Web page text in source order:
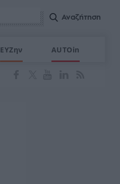
ΕΥΖην AUTOin